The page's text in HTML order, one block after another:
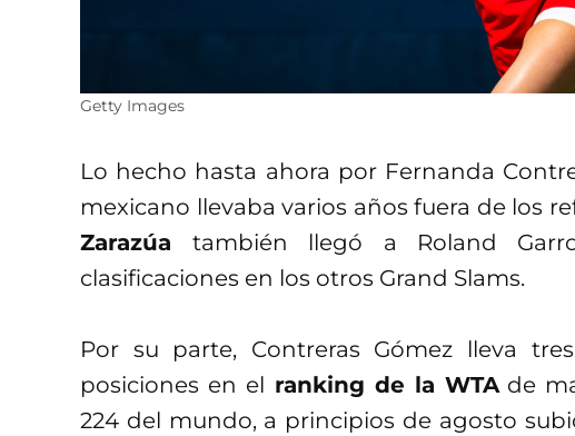
Getty Images
Lo hecho hasta ahora por Fernanda
mexicano llevaba varios años fuera de los
Zarazúatambién llegó a Roland
clasificaciones en los otros Grand Slams.
Por su parte, Contreras Gómez lleva
posiciones en el ranking de la WTAde
224 del mundo, a principios de agosto